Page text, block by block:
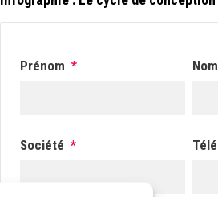
Prénom * Nom
Société *